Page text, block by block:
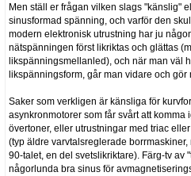
Men ställ er frågan vilken slags "känslig"
sinusformad spänning, och varför den
modern elektronisk utrustning har ju
nätspänningen först likriktas och glättas
likspänningsmellanled), och när man väl
likspänningsform, går man vidare och
Saker som verkligen är känsliga för
asynkronmotorer som får svårt att komma
övertoner, eller utrustningar med triac
(typ äldre varvtalsreglerade
90-talet, en del svetslikriktare). Färg-tv av
någorlunda bra sinus för